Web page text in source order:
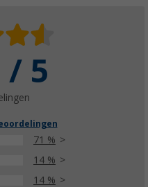
/ 5
71 %
14 %
14 %